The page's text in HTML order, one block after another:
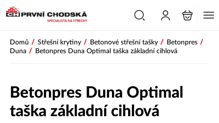
Domů / Střešní krytiny / Betonové střešní tašky / Betonpres /
Duna / Betonpres Duna Optimal taška základní cihlová
Betonpres Duna Optimal
taška základní cihlová